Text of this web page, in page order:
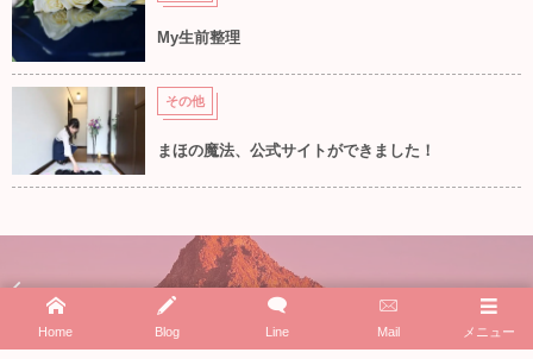
My生前整理
その他
まほの魔法、公式サイトができました！
【北アルプス登山】表銀座縦走 3DAY 3日目(最終日)
メニュー
Home Blog Line Mail